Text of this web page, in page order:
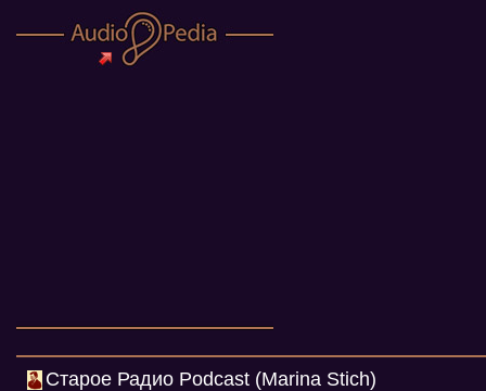
Cтарое Радио Podcast (Marina Stich)